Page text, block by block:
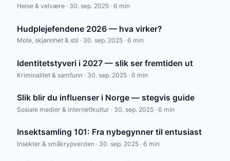
Helse & velvære · 30. sep. 2025 · 6 min
Hudplejefendene 2026 — hva virker?
Mote, skjønnhet & stil · 30. sep. 2025 · 6 min
Identitetstyveri i 2027 — slik ser fremtiden ut
Kriminalitet & samfunn · 30. sep. 2025 · 6 min
Slik blir du influenser i Norge — stegvis guide
Sosiale medier & internettkultur · 30. sep. 2025 · 6 min
Insektsamling 101: Fra nybegynner til entusiast
Insekter & småkrypverden · 30. sep. 2025 · 6 min